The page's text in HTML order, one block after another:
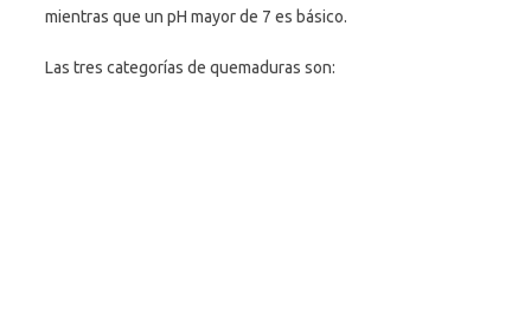
mientras que un pH mayor de 7 es básico.
Las tres categorías de quemaduras son: